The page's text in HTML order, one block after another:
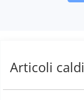
Articoli caldi